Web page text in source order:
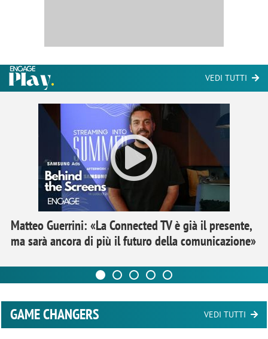
VEDI TUTTI
Matteo Guerrini: «La Connected TV è già il presente,
ma sarà ancora di più il futuro della comunicazione»
GAME CHANGERS VEDI TUTTI